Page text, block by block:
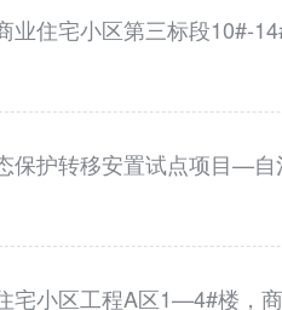
业住宅小区第三标段10#-
保护转移安置试点项目—
宅小区工程A区1—4#楼